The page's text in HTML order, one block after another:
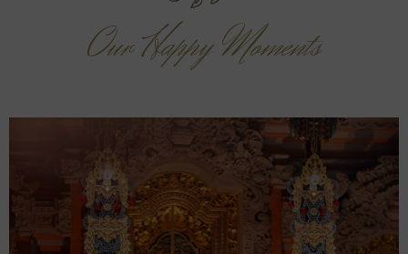
Our Happy Moments